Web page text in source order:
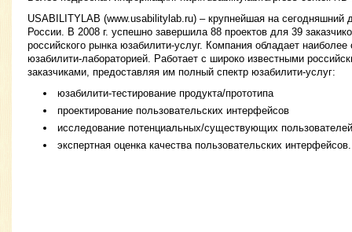
USABILITYLAB (www.usabilitylab.ru) – крупнейшая на сегодняшний
России. В 2008 г. успешно завершила 88 проектов для 39
российского рынка юзабилити-услуг. Компания обладает
юзабилити-лабораторией. Работает с широко известными
заказчиками, предоставляя им полный спектр юзабилити-услуг:
юзабилити-тестирование продукта/прототипа
проектирование пользовательских интерфейсов
исследование потенциальных/существующих
экспертная оценка качества пользовательских интерфейсов.